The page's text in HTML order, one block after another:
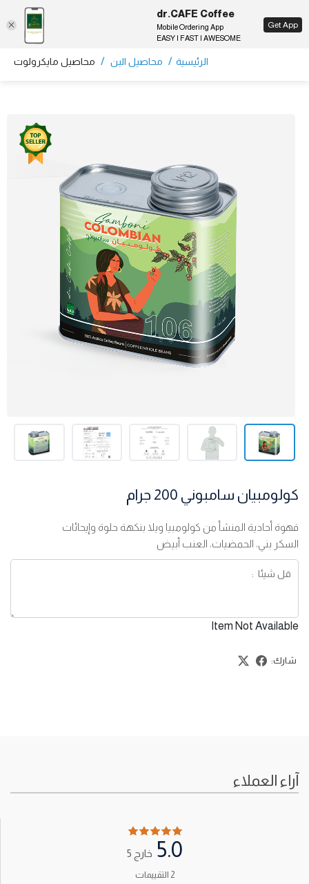
EN
الرئيسية / محاصيل البن / محاصيل مايكرولوت
كولومبيان سامبوني 200 جرام
قهوة أحادية المنشأ من كولومبيا ويلا بنكهة حلوة وإيحائات
السكر بني، الحمضيات، العنب أبيض
Item Not Available
شارك:
آراء العملاء
5.0 خارج 5
2 التقييمات
dr.CAFE Coffee
Mobile Ordering App
EASY | FAST | AWESOME
Get App